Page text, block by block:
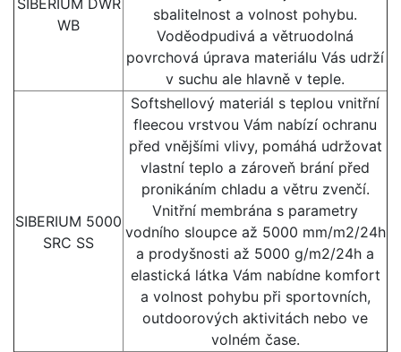
SIBERIUM DWR
WB
sbalitelnost a volnost pohybu.
Voděodpudivá a větruodolná
povrchová úprava materiálu Vás udrží
v suchu ale hlavně v teple.
SIBERIUM 5000
SRC SS
Softshellový materiál s teplou vnitřní
fleecou vrstvou Vám nabízí ochranu
před vnějšími vlivy, pomáhá udržovat
vlastní teplo a zároveň brání před
pronikáním chladu a větru zvenčí.
Vnitřní membrána s parametry
vodního sloupce až 5000 mm/m2/24h
a prodyšnosti až 5000 g/m2/24h a
elastická látka Vám nabídne komfort
a volnost pohybu při sportovních,
outdoorových aktivitách nebo ve
volném čase.